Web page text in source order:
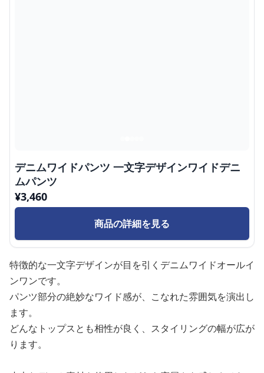
デニムワイドパンツ 一文字デザインワイドデニ
ムパンツ
¥3,460
商品の詳細を見る
特徴的な一文字デザインが目を引くデニムワイドオールイ
ンワンです。
パンツ部分の絶妙なワイド感が、こなれた雰囲気を演出し
ます。
どんなトップスとも相性が良く、スタイリングの幅が広が
ります。